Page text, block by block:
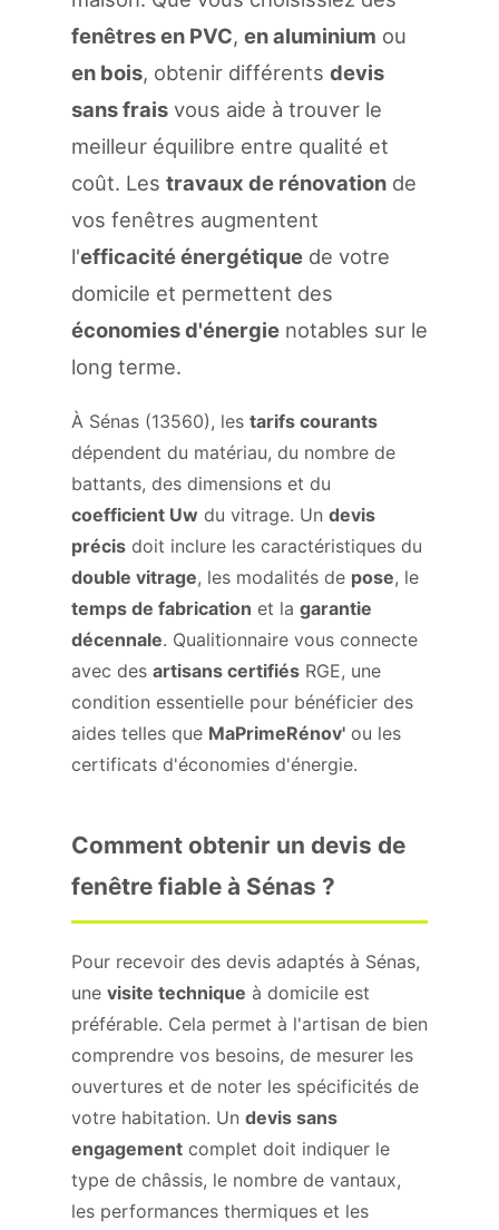
fenêtres en PVC, en aluminium ou
en bois, obtenir différents devis
sans frais vous aide à trouver le
meilleur équilibre entre qualité et
coût. Les travaux de rénovation de
vos fenêtres augmentent
l'efficacité énergétique de votre
domicile et permettent des
économies d'énergie notables sur le
long terme.
À Sénas (13560), les tarifs courants
dépendent du matériau, du nombre de
battants, des dimensions et du
coefficient Uw du vitrage. Un devis
précis doit inclure les caractéristiques du
double vitrage, les modalités de pose, le
temps de fabrication et la garantie
décennale. Qualitionnaire vous connecte
avec des artisans certifiés RGE, une
condition essentielle pour bénéficier des
aides telles que MaPrimeRénov' ou les
certificats d'économies d'énergie.
Comment obtenir un devis de
fenêtre fiable à Sénas ?
Pour recevoir des devis adaptés à Sénas,
une visite technique à domicile est
préférable. Cela permet à l'artisan de bien
comprendre vos besoins, de mesurer les
ouvertures et de noter les spécificités de
votre habitation. Un devis sans
engagement complet doit indiquer le
type de châssis, le nombre de vantaux,
les performances thermiques et les